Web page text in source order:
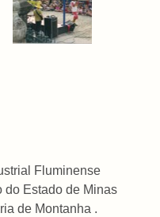
Fluminense
do Estado de Minas
de Montanha .